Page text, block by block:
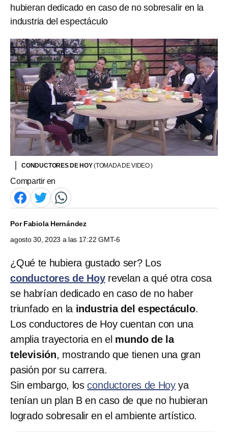
hubieran dedicado en caso de no sobresalir en la
industria del espectáculo
CONDUCTORES DE HOY(TOMADA DE VIDEO )
Compartir en
PorFabiola Hernández
agosto 30, 2023 a las 17:22 GMT-6
¿Qué te hubiera gustado ser? Los
conductores de Hoyrevelan a qué otra cosa
se habrían dedicado en caso de no haber
triunfado en la industria del espectáculo.
Los conductores de Hoy cuentan con una
amplia trayectoria en el mundo de la
televisión, mostrando que tienen una gran
pasión por su carrera.
Sin embargo, losconductores de Hoy ya
tenían un plan B en caso de que no hubieran
logrado sobresalir en el ambiente artístico.